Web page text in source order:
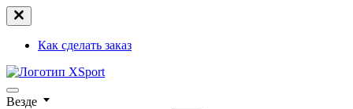
Как сделать заказ
Везде